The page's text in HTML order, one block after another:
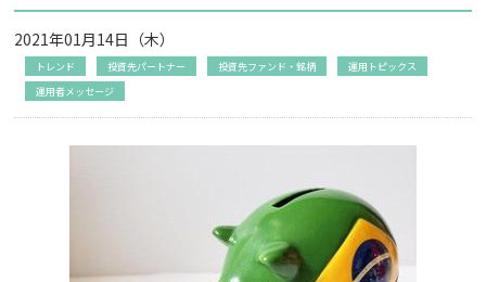
2021年01月14日（木）
トレンド 投資先パートナー 投資先ファンド・銘柄
運用トピックス
運用者メッセージ